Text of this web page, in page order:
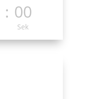
: 00
Sek